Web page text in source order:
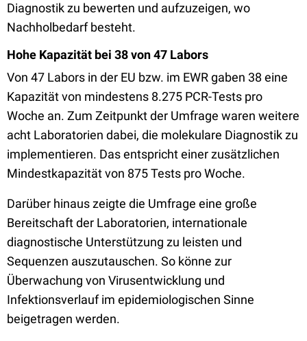
Diagnostik zu bewerten und aufzuzeigen, wo
Nachholbedarf besteht.
Hohe Kapazität bei 38 von 47 Labors
Von 47 Labors in der EU bzw. im EWR gaben 38 eine
Kapazität von mindestens 8.275 PCR-Tests pro
Woche an. Zum Zeitpunkt der Umfrage waren weitere
acht Laboratorien dabei, die molekulare Diagnostik zu
implementieren. Das entspricht einer zusätzlichen
Mindestkapazität von 875 Tests pro Woche.
Darüber hinaus zeigte die Umfrage eine große
Bereitschaft der Laboratorien, internationale
diagnostische Unterstützung zu leisten und
Sequenzen auszutauschen. So könne zur
Überwachung von Virusentwicklung und
Infektionsverlauf im epidemiologischen Sinne
beigetragen werden.